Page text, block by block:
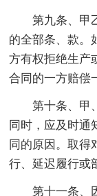
第九条、甲
的全部条、款。
方有权拒绝生产
合同的一方赔偿
第十条、甲
同时，应及时通
同的原因。取得
行、延迟履行或
第十一条、